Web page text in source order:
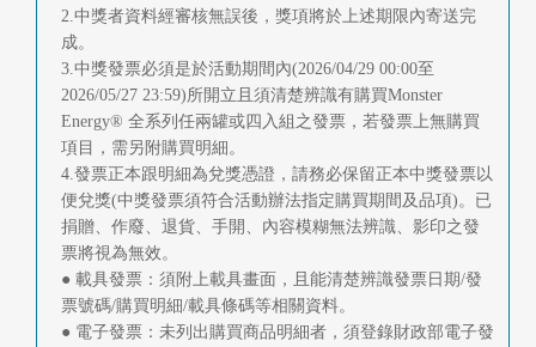
2.中獎者資料經審核無誤後，獎項將於上述期限內寄送完
成。
3.中獎發票必須是於活動期間內(2026/04/29 00:00至
2026/05/27 23:59)所開立且須清楚辨識有購買Monster
Energy® 全系列任兩罐或四入組之發票，若發票上無購買
項目，需另附購買明細。
4.發票正本跟明細為兌獎憑證，請務必保留正本中獎發票以
便兌獎(中獎發票須符合活動辦法指定購買期間及品項)。已
捐贈、作廢、退貨、手開、內容模糊無法辨識、影印之發
票將視為無效。
● 載具發票：須附上載具畫面，且能清楚辨識發票日期/發
票號碼/購買明細/載具條碼等相關資料。
● 電子發票：未列出購買商品明細者，須登錄財政部電子發